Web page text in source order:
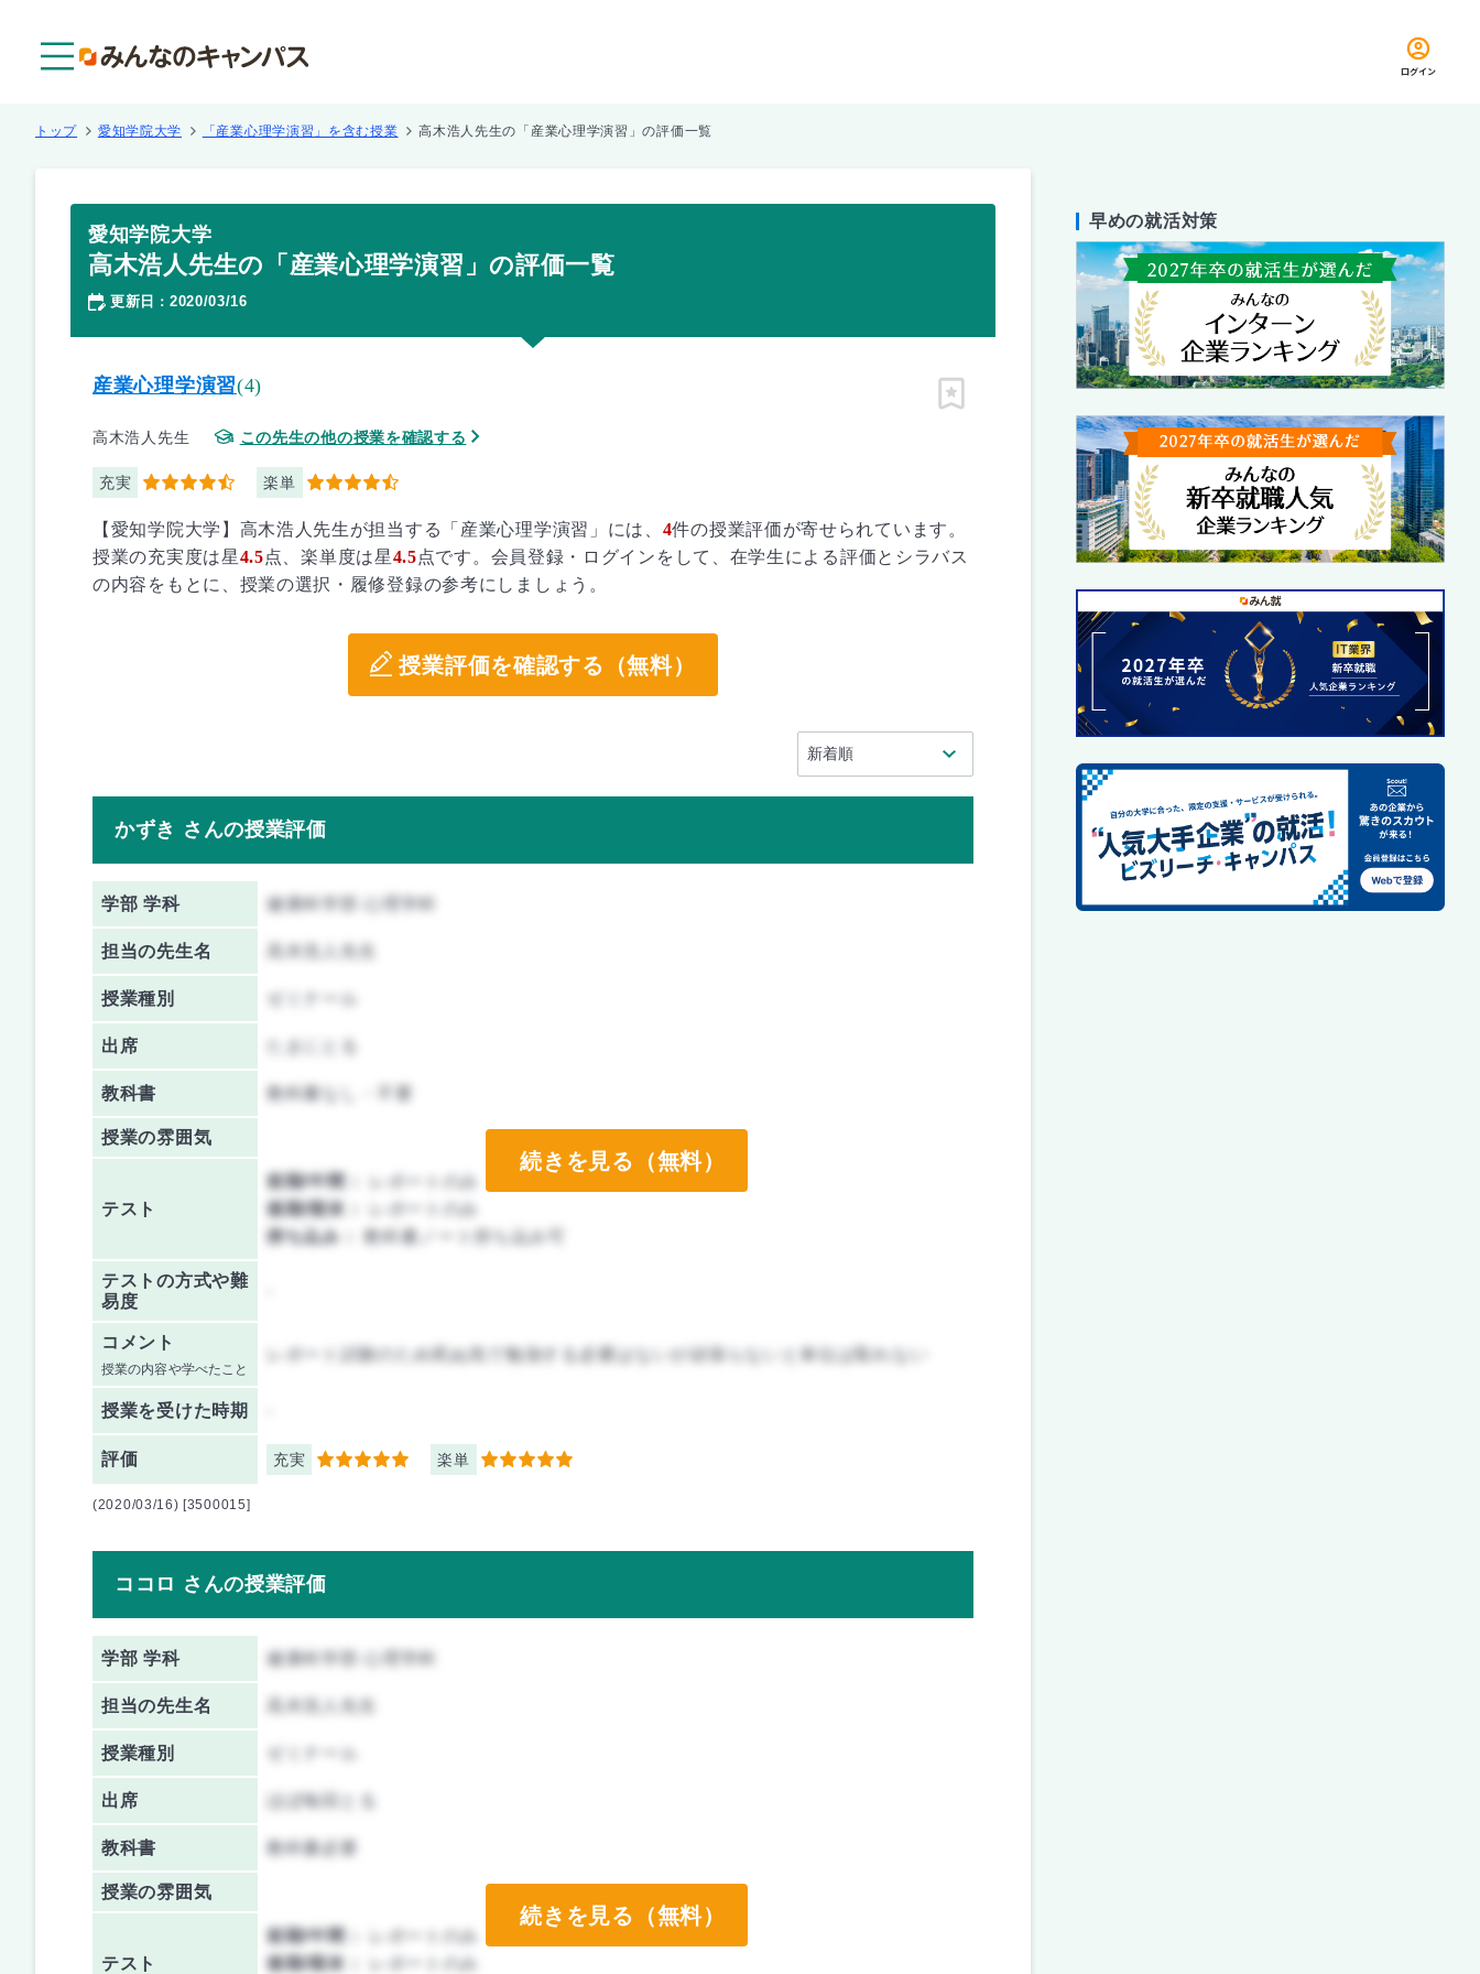
ログイン
トップ 愛知学院大学 「産業心理学演習」を含む授業 高木浩人先生の「産業心理学演習」の評価一覧
愛知学院大学
高木浩人先生の「産業心理学演習」の評価一覧
更新日 ： 2020/03/16
産業心理学演習(4)
高木浩人先生 この先生の他の授業を確認する
充実 4.5 楽単 4.5
ピン留め
【愛知学院大学】高木浩人先生が担当する「産業心理学演習」には、 4件の授業評価が寄せられています。
授業の充実度は星4.5点、楽単度は星4.5点です。会員登録・ログインをして、在学生による評価とシラバス
の内容をもとに、授業の選択・履修登録の参考にしましょう。
授業評価を確認する（無料）
かずき さんの授業評価
学部 学科 健康科学部 心理学科
担当の先生名
授業種別
出席
教科書 教科書なし・不要
授業の雰囲気
テスト
前期/中間：
レポートのみ
後期/期末：
レポートのみ
持ち込み：
教科書ノート持ち込み可
テストの方式や難
易度
コメント
授業の内容や学べたこと
レポート試験のため死ぬ気で勉強する必要はないが頑張らないと単位は取れない
授業を受けた時期
評価 充実 5 楽単 5
続きを見る（無料）
(2020/03/16) [3500015]
ココロ さんの授業評価
学部 学科 健康科学部 心理学科
担当の先生名
授業種別
出席 ほぼ毎回とる
教科書 教科書必要
授業の雰囲気
テスト
前期/中間：
レポートのみ
後期/期末：
レポートのみ
続きを見る（無料）
早めの就活対策